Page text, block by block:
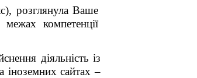
розглянула Ваше
компетенції
діяльність із
іноземних сайтах –